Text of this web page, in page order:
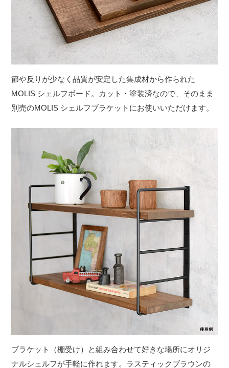
節や反りが少なく品質が安定した集成材から作られた
MOLIS シェルフボード。カット・塗装済なので、そのまま
別売のMOLIS シェルフブラケット にお使いいただけます。
ブラケット（棚受け）と組み合わせて好きな場所にオリジ
ナルシェルフが手軽に作れます。ラスティックブラウンの